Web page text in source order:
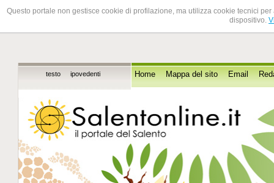
Questo portale non gestisce cookie di profilazione, ma utilizza cookie tecnici
dispositivo.
testo ipovedenti Home Mappa del sito Email